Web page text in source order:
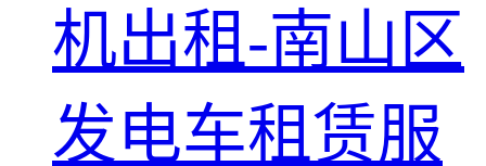
机出租-南山区
发电车租赁服